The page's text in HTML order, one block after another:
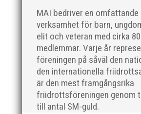
MAI bedriver en omfattande
verksamhet för barn,
elit och veteran med cirka
medlemmar. Varje år
föreningen på såväl den
den internationella
är den mest framgångsrika
friidrottsföreningen genom
till antal SM-guld.
Helsingborg. Tappra ungdomar
både ur...
Äntligen kunde våra äldre
träningsläger utomlands. Pandemin